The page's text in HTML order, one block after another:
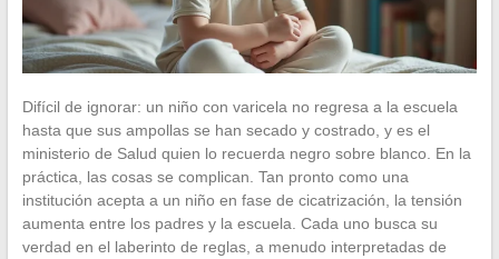
Difícil de ignorar: un niño con varicela no regresa a la escuela
hasta que sus ampollas se han secado y costrado, y es el
ministerio de Salud quien lo recuerda negro sobre blanco. En la
práctica, las cosas se complican. Tan pronto como una
institución acepta a un niño en fase de cicatrización, la tensión
aumenta entre los padres y la escuela. Cada uno busca su
verdad en el laberinto de reglas, a menudo interpretadas de